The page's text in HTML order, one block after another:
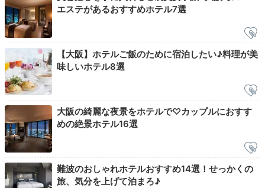
テーブル36
朝食は「テーブル36」で和洋ビュッフェをいただけま
す。種類豊富なパンに、契約農家から仕入れた新鮮な泉
州野菜やフルーツをはじめ、おかゆや味噌汁、焼き魚な
ど和食も充実。自然光が降り注ぐ明るい会場
を。
エステがあるおすすめホテル7選
【大阪】ホテルご飯のために宿泊したい♪料理が美
味しいホテル8選
大阪の綺麗な夜景をホテルで♡カップルにおすす
めの絶景ホテル16選
難波のおしゃれホテルおすすめ14選！せっかくの
旅、気分を上げて泊まろ♪